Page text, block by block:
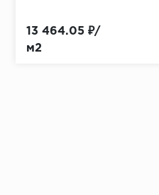
13 464.05 ₽/
м2